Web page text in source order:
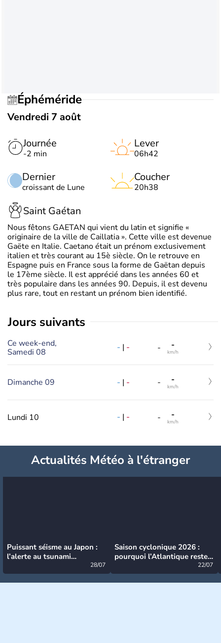
Éphéméride
Vendredi 7 août
Journée
-2 min
Dernier
croissant de Lune
Lever
06h42
Coucher
20h38
Saint Gaétan
Nous fêtons GAETAN qui vient du latin et signifie «
originaire de la ville de Caillatia ». Cette ville est devenue
Gaëte en Italie. Caetano était un prénom exclusivement
italien et très courant au 15è siècle. On le retrouve en
Espagne puis en France sous la forme de Gaëtan depuis
le 17ème siècle. Il est apprécié dans les années 60 et
très populaire dans les années 90. Depuis, il est devenu
plus rare, tout en restant un prénom bien identifié.
jours suivants
Ce week-end,
Samedi 08
- | - - -
km/h
Dimanche 09 - | - - -
km/h
Lundi 10 - | - - -
km/h
Actualités Météo à l'étranger
Puissant séisme au Japon :
l’alerte au tsunami
28/07
Saison cyclonique 2026 :
pourquoi l’Atlantique reste
22/07